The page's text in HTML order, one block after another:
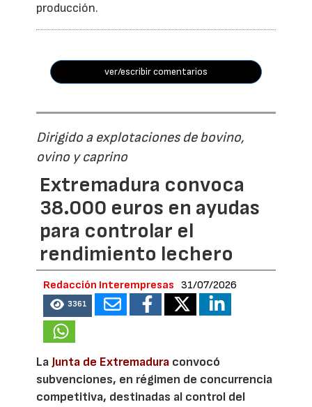
producción.
ver/escribir comentarios
Dirigido a explotaciones de bovino,
ovino y caprino
Extremadura convoca
38.000 euros en ayudas
para controlar el
rendimiento lechero
Redacción Interempresas 31/07/2026
3361
La Junta de Extremadura convocó
subvenciones, en régimen de concurrencia
competitiva, destinadas al control del